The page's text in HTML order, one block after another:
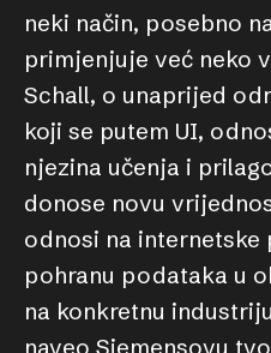
neki način, posebno
primjenjuje već neko
Schall, o unaprijed
koji se putem UI,
njezina učenja i
donose novu
odnosi na
pohranu podataka u
na konkretnu
naveo Siemensovu